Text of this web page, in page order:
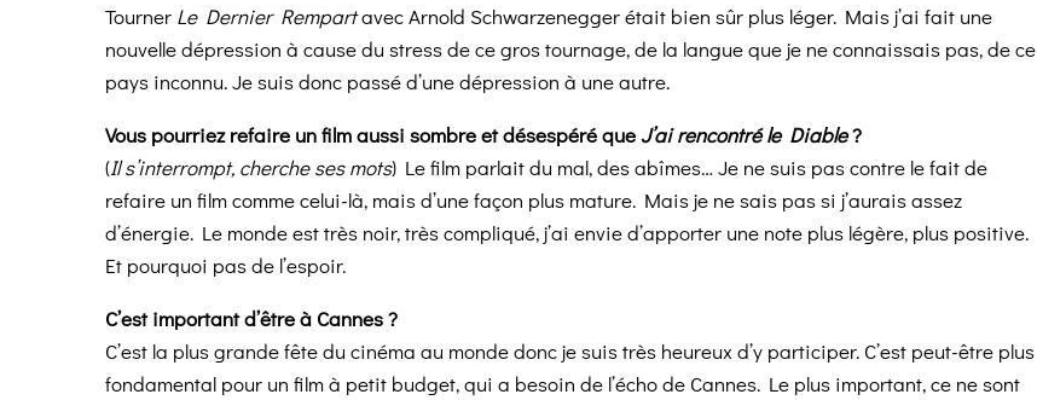
Tourner Le Dernier Rempartavec Arnold Schwarzenegger était bien sûr plus léger. Mais j’ai fait une
nouvelle dépression à cause du stress de ce gros tournage, de la langue que je ne connaissais pas, de ce
pays inconnu. Je suis donc passé d’une dépression à une autre.
Vous pourriez refaire un film aussi sombre et désespéré queJ’ai rencontré le Diable?
(Il s’interrompt, cherche ses mots) Le film parlait du mal, des abîmes… Je ne suis pas contre le fait de
refaire un film comme celui-là, mais d’une façon plus mature. Mais je ne sais pas si j’aurais assez
d’énergie. Le monde est très noir, très compliqué, j’ai envie d’apporter une note plus légère, plus positive.
Et pourquoi pas de l’espoir.
C’est important d’être à Cannes ?
C’est la plus grande fête du cinéma au monde donc je suis très heureux d’y participer. C’est peut-être plus
fondamental pour un film à petit budget, qui a besoin de l’écho de Cannes. Le plus important, ce ne sont